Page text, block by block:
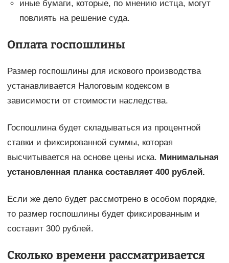
иные бумаги, которые, по мнению истца, могут
повлиять на решение суда.
Оплата госпошлины
Размер госпошлины для искового производства
устанавливается Налоговым кодексом в
зависимости от стоимости наследства.
Госпошлина будет складываться из процентной
ставки и фиксированной суммы, которая
высчитывается на основе цены иска. Минимальная
установленная планка составляет 400 рублей.
Если же дело будет рассмотрено в особом порядке,
то размер госпошлины будет фиксированным и
составит 300 рублей.
Сколько времени рассматривается